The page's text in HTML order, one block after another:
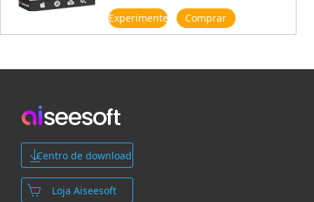
Experimente Comprar
Centro de download
Loja Aiseesoft